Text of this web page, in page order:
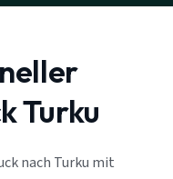
Turku
nach Turku mit